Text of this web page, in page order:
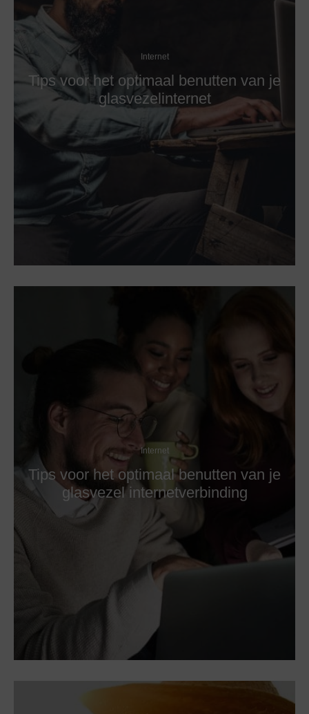
Internet
Tips voor het optimaal benutten van je
glasvezelinternet
Internet
Tips voor het optimaal benutten van je
glasvezel internetverbinding